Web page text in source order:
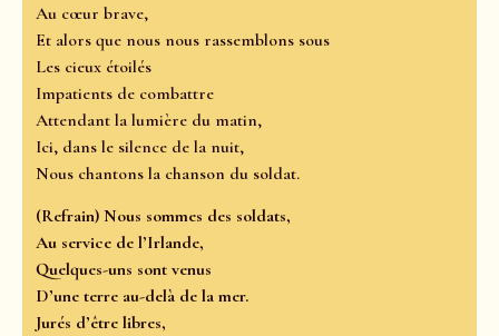
Au cœur brave,
Et alors que nous nous rassemblons sous
Les cieux étoilés
Impatients de combattre
Attendant la lumière du matin,
Ici, dans le silence de la nuit,
Nous chantons la chanson du soldat.
(Refrain) Nous sommes des soldats,
Au service de l’Irlande,
Quelques-uns sont venus
D’une terre au-delà de la mer.
Jurés d’être libres,